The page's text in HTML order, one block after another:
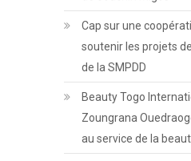
Cap sur une
soutenir les projets
de la SMPDD
Beauty Togo
Zoungrana
au service de la